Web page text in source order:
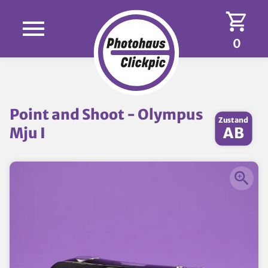
0
Point and Shoot - Olympus
Mju I
Zustand
AB